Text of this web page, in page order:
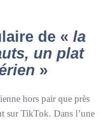
de « la
un plat
»
hors pair que près
sur TikTok. Dans l’une